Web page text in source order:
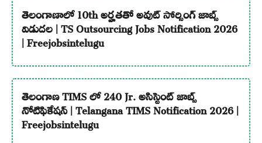
తెలంగాణాలో 10th అర్హతతో అవుట్ సోర్సింగ్ జాబ్స్
విడుదల | TS Outsourcing Jobs Notification 2026
| Freejobsintelugu
తెలంగాణ TIMS లో 240 Jr. అసిస్టెంట్ జాబ్స్
నోటిఫికేషన్ | Telangana TIMS Notification 2026 |
Freejobsintelugu